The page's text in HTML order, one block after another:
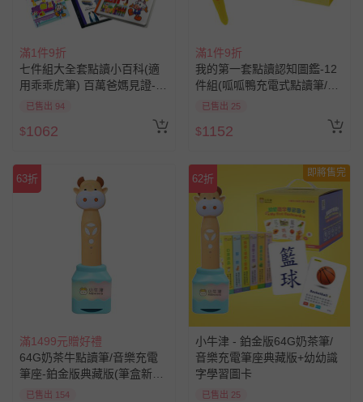
滿1件9折
七件組大全套點讀小百科(適
用乖乖虎筆) 百萬爸媽見證-加
贈攜帶式點讀卡包
已售出 94
$1062
滿1件9折
我的第一套點讀認知圖鑑-12
件組(呱呱鴨充電式點讀筆/中
美雙語/幼兒啟蒙認知)
已售出 25
$1152
63折
滿1499元贈好禮
64G奶茶牛點讀筆/音樂充電
筆座-鉑金版典藏版(筆盒新舊
包裝隨機出貨)
已售出 154
62折 即將售完
小牛津 - 鉑金版64G奶茶筆/
音樂充電筆座典藏版+幼幼識
字學習圖卡
已售出 25